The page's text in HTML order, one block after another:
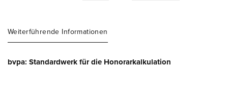
Weiterführende Informationen
bvpa: Standardwerk für die Honorarkalkulation